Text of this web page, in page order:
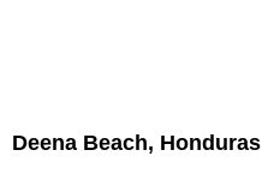
Deena Beach, Honduras